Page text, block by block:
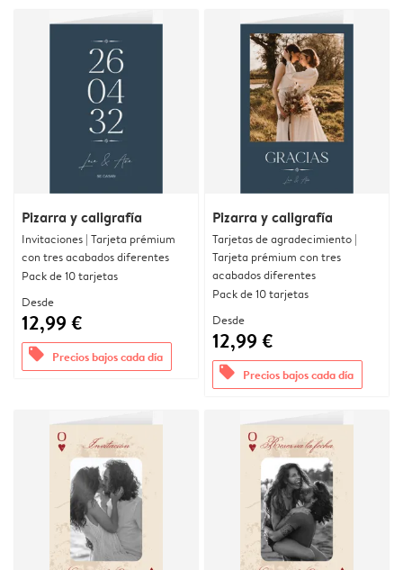
Pizarra y caligrafía
Invitaciones | Tarjeta prémium
con tres acabados diferentes
Pack de 10 tarjetas
Desde
12,99 €
offers Precios bajos cada día
Pizarra y caligrafía
Tarjetas de agradecimiento |
Tarjeta prémium con tres
acabados diferentes
Pack de 10 tarjetas
Desde
12,99 €
offers Precios bajos cada día